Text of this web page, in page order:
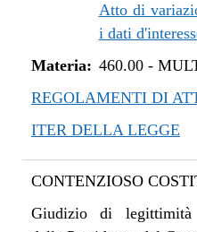
Atto di
i dati
Materia: 460.00-
REGOLAMENTI DI
ITER DELLA LEGGE
CONTENZIOSO
Giudizio di legittimità